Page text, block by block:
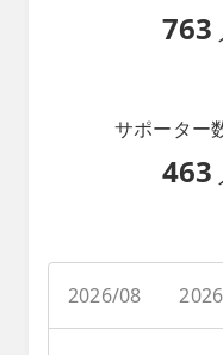
763
サポーター
463
2026/08